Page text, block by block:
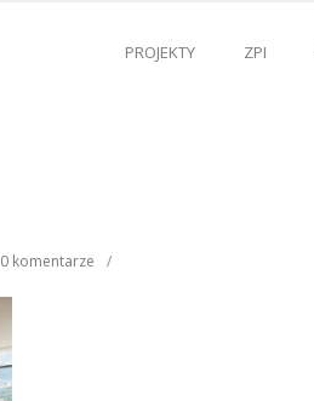
PROJEKTY ZPI
0 komentarze /